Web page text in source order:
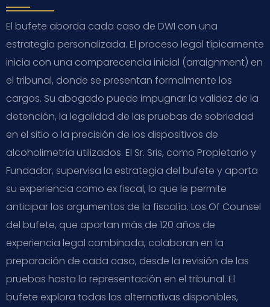
El bufete aborda cada caso de DWI con una
estrategia personalizada. El proceso legal típicamente
inicia con una comparecencia inicial (arraignment) en
el tribunal, donde se presentan formalmente los
cargos. Su abogado puede impugnar la validez de la
detención, la legalidad de las pruebas de sobriedad
en el sitio o la precisión de los dispositivos de
alcoholimetría utilizados. El Sr. Sris, como Propietario y
Fundador, supervisa la estrategia del bufete y aporta
su experiencia como ex fiscal, lo que le permite
anticipar los argumentos de la fiscalía. Los Of Counsel
del bufete, que aportan más de 120 años de
experiencia legal combinada, colaboran en la
preparación de cada caso, desde la revisión de las
pruebas hasta la representación en el tribunal. El
bufete explora todas las alternativas disponibles,